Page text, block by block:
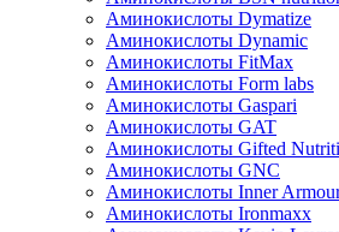
Аминокислоты Dymatize
Аминокислоты Dynamic
Аминокислоты FitMax
Аминокислоты Form labs
Аминокислоты Gaspari
Аминокислоты GAT
Аминокислоты Gifted
Аминокислоты GNC
Аминокислоты Inner
Аминокислоты Ironmaxx